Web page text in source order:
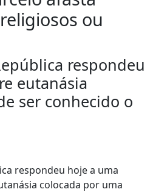
ou
respondeu
eutanásia
ser conhecido o
respondeu hoje a uma
colocada por uma